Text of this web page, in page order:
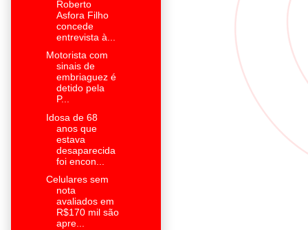
Roberto
Asfora Filho
concede
entrevista à...
Motorista com
sinais de
embriaguez é
detido pela
P...
Idosa de 68
anos que
estava
desaparecida
foi encon...
Celulares sem
nota
avaliados em
R$170 mil são
apre...